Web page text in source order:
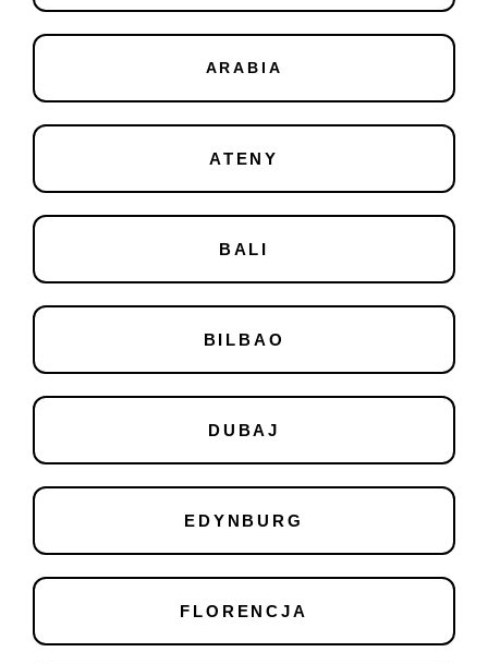
ARABIA
ATENY
BALI
BILBAO
DUBAJ
EDYNBURG
FLORENCJA